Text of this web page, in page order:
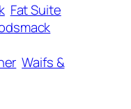
Fat Suite
Waifs &